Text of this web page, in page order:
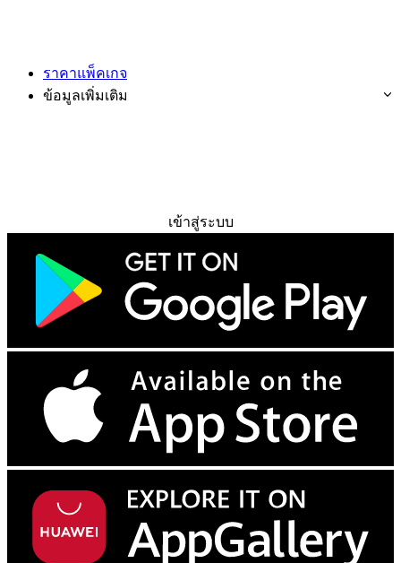
ราคาแพ็คเกจ
ข้อมูลเพิ่มเติม
เข้าสู่ระบบ